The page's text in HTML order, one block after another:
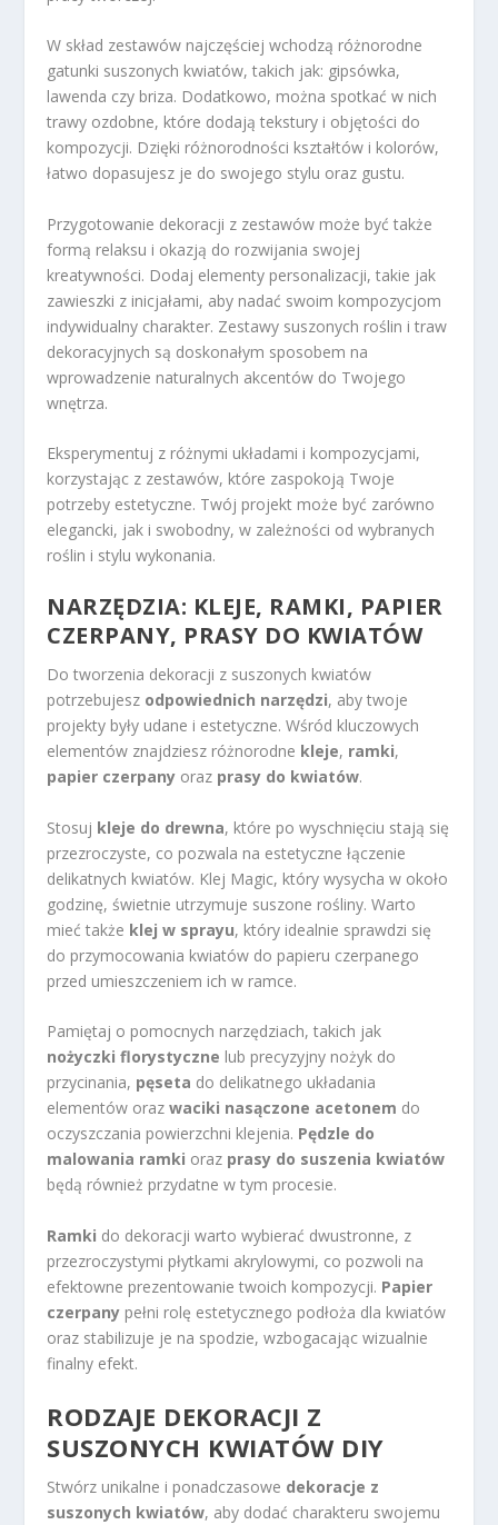
W skład zestawów najczęściej wchodzą różnorodne
gatunki suszonych kwiatów, takich jak: gipsówka,
lawenda czy briza. Dodatkowo, można spotkać w nich
trawy ozdobne, które dodają tekstury i objętości do
kompozycji. Dzięki różnorodności kształtów i kolorów,
łatwo dopasujesz je do swojego stylu oraz gustu.
Przygotowanie dekoracji z zestawów może być także
formą relaksu i okazją do rozwijania swojej
kreatywności. Dodaj elementy personalizacji, takie jak
zawieszki z inicjałami, aby nadać swoim kompozycjom
indywidualny charakter. Zestawy suszonych roślin i traw
dekoracyjnych są doskonałym sposobem na
wprowadzenie naturalnych akcentów do Twojego
wnętrza.
Eksperymentuj z różnymi układami i kompozycjami,
korzystając z zestawów, które zaspokoją Twoje
potrzeby estetyczne. Twój projekt może być zarówno
elegancki, jak i swobodny, w zależności od wybranych
roślin i stylu wykonania.
NARZĘDZIA: KLEJE, RAMKI, PAPIER
CZERPANY, PRASY DO KWIATÓW
Do tworzenia dekoracji z suszonych kwiatów
potrzebujesz odpowiednich narzędzi, aby twoje
projekty były udane i estetyczne. Wśród kluczowych
elementów znajdziesz różnorodne kleje, ramki,
papier czerpany oraz prasy do kwiatów.
Stosuj kleje do drewna, które po wyschnięciu stają się
przezroczyste, co pozwala na estetyczne łączenie
delikatnych kwiatów. Klej Magic, który wysycha w około
godzinę, świetnie utrzymuje suszone rośliny. Warto
mieć także klej w sprayu, który idealnie sprawdzi się
do przymocowania kwiatów do papieru czerpanego
przed umieszczeniem ich w ramce.
Pamiętaj o pomocnych narzędziach, takich jak
nożyczki florystyczne lub precyzyjny nożyk do
przycinania, pęseta do delikatnego układania
elementów orazwaciki nasączone acetonem do
oczyszczania powierzchni klejenia. Pędzle do
malowania ramki oraz prasy do suszenia kwiatów
będą również przydatne w tym procesie.
Ramki do dekoracji warto wybierać dwustronne, z
przezroczystymi płytkami akrylowymi, co pozwoli na
efektowne prezentowanie twoich kompozycji. Papier
czerpany pełni rolę estetycznego podłoża dla kwiatów
oraz stabilizuje je na spodzie, wzbogacając wizualnie
finalny efekt.
RODZAJE DEKORACJI Z
SUSZONYCH KWIATÓW DIY
Stwórz unikalne i ponadczasowe dekoracje z
suszonych kwiatów, aby dodać charakteru swojemu